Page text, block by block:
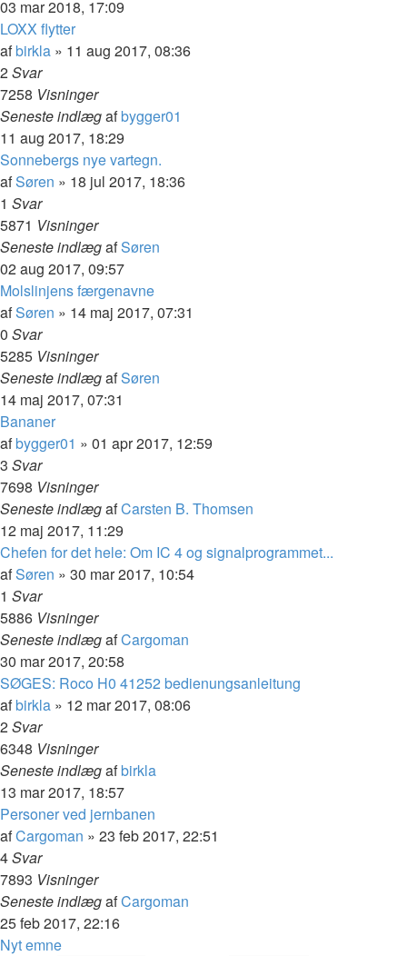
03 mar 2018, 17:09
LOXX flytter
afbirkla » 11 aug 2017, 08:36
2Svar
7258 Visninger
Seneste indlægafbygger01
11 aug 2017, 18:29
Sonnebergs nye vartegn.
afSøren » 18 jul 2017, 18:36
1 Svar
5871 Visninger
Seneste indlægafSøren
02 aug 2017, 09:57
Molslinjens færgenavne
afSøren » 14 maj 2017, 07:31
0 Svar
5285 Visninger
Seneste indlægafSøren
14 maj 2017, 07:31
Bananer
afbygger01 » 01 apr 2017, 12:59
3 Svar
7698 Visninger
Seneste indlægafCarsten B. Thomsen
12 maj 2017, 11:29
Chefen for det hele: Om IC 4 og signalprogrammet...
afSøren » 30 mar 2017, 10:54
1 Svar
5886 Visninger
Seneste indlægafCargoman
30 mar 2017, 20:58
SØGES: Roco H0 41252 bedienungsanleitung
afbirkla » 12 mar 2017, 08:06
2Svar
6348 Visninger
Seneste indlægafbirkla
13 mar 2017, 18:57
Personer ved jernbanen
afCargoman » 23 feb 2017, 22:51
4Svar
7893 Visninger
Seneste indlægafCargoman
25 feb 2017, 22:16
Nyt emne